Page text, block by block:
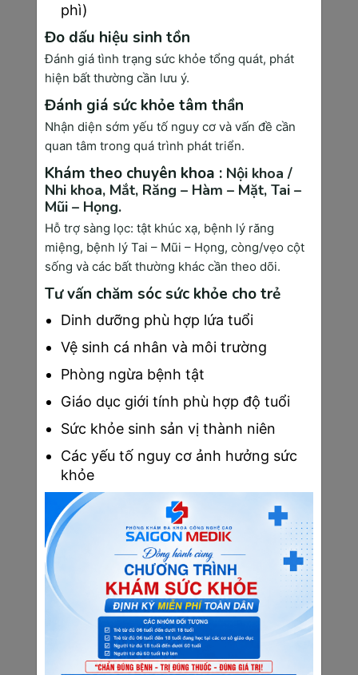
thực hiện và tiến hành đối với các mẹ bầu 24 - 28
tuần tuổi. Đây là phương pháp khá đơn giản, nhưng
kết quả chẩn đoán tình trạng tiểu đường thai kỳ ở
mẹ bầu chính xác. Điều này giúp bác sĩ dễ dàng
phát hiện nguy cơ tiểu đường thai kỳ và ngăn ngừa
tình trạng bị đái tháo đường thai kỳ hiệu quả.
Xét nghiệm sinh hóa máu
Việc thực hiện các xét nghiệm sinh hóa máu nhằm
đánh giá được các nhóm chức năng gan như
Bilirubin, men gan (GOT, GPT), nhóm chức năng
thận, hàm lượng protein có trong máu và các chất
điện giải.
Xét nghiệm chức năng đông máu
Thực hiện xét nghiệm chức năng đông máu sẽ giúp
cải thiện các vấn đề chảy máu, băng huyết ở thai
phụ. Trong quá trình sinh con và sau khi sinh nếu
không xét nghiệm đông máu sẽ dễ gây tình trạng
rối loạn chức năng đông máu, tính mạng của người
mẹ sẽ bị đe dọa.
phì)
Đo dấu hiệu sinh tồn
Đánh giá tình trạng sức khỏe tổng quát, phát
hiện bất thường cần lưu ý.
Đánh giá sức khỏe tâm thần
Nhận diện sớm yếu tố nguy cơ và vấn đề cần
quan tâm trong quá trình phát triển.
Khám theo chuyên khoa : Nội khoa /
Nhi khoa, Mắt, Răng – Hàm – Mặt, Tai –
Mũi – Họng.
Hỗ trợ sàng lọc: tật khúc xạ, bệnh lý răng
miệng, bệnh lý Tai – Mũi – Họng, còng/vẹo cột
sống và các bất thường khác cần theo dõi.
Tư vấn chăm sóc sức khỏe cho trẻ
Dinh dưỡng phù hợp lứa tuổi
Vệ sinh cá nhân và môi trường
Phòng ngừa bệnh tật
Giáo dục giới tính phù hợp độ tuổi
Sức khỏe sinh sản vị thành niên
Các yếu tố nguy cơ ảnh hưởng sức
khỏe